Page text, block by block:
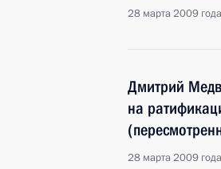
28 марта 2009
Дмитрий
на
28 марта 2009